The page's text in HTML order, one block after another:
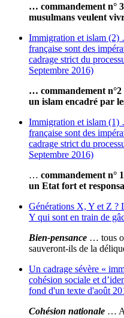
… commandement n°
musulmans veulent
Immigration et islam (2)
française sont des
cadrage strict du
Septembre 2016)
… commandement n°2
un islam encadré par
Immigration et islam (1)
française sont des
cadrage strict du
Septembre 2016)
… commandement n°
un Etat fort et
Générations X, Y et Z ?
Y qui sont en train de
Bien-pensance … tous
sauveront-ils de la
Un cadrage sévère «
cohésion sociale et
fond d'un texte d'août
Cohésion nationale …